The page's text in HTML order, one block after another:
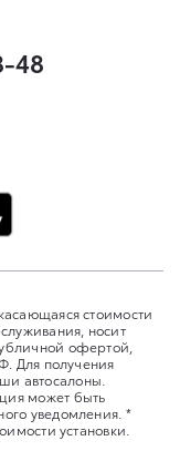
48
стоимости
носит
офертой,
Для получения
автосалоны.
может быть
уведомления. *
установки.